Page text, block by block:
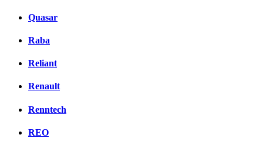
Quasar
Raba
Reliant
Renault
Renntech
REO